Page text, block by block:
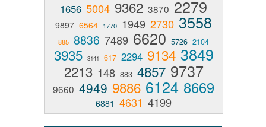
1656 5004 9362 3870 2279
9897 6564 1770 1949 2730 3558
885 8836 7489 6620 5726 2104
3935 3141 617 2294 9134 3849
2213 148 883 4857 9737
9660 4949 9886 6124 8669
6881 4631 4199